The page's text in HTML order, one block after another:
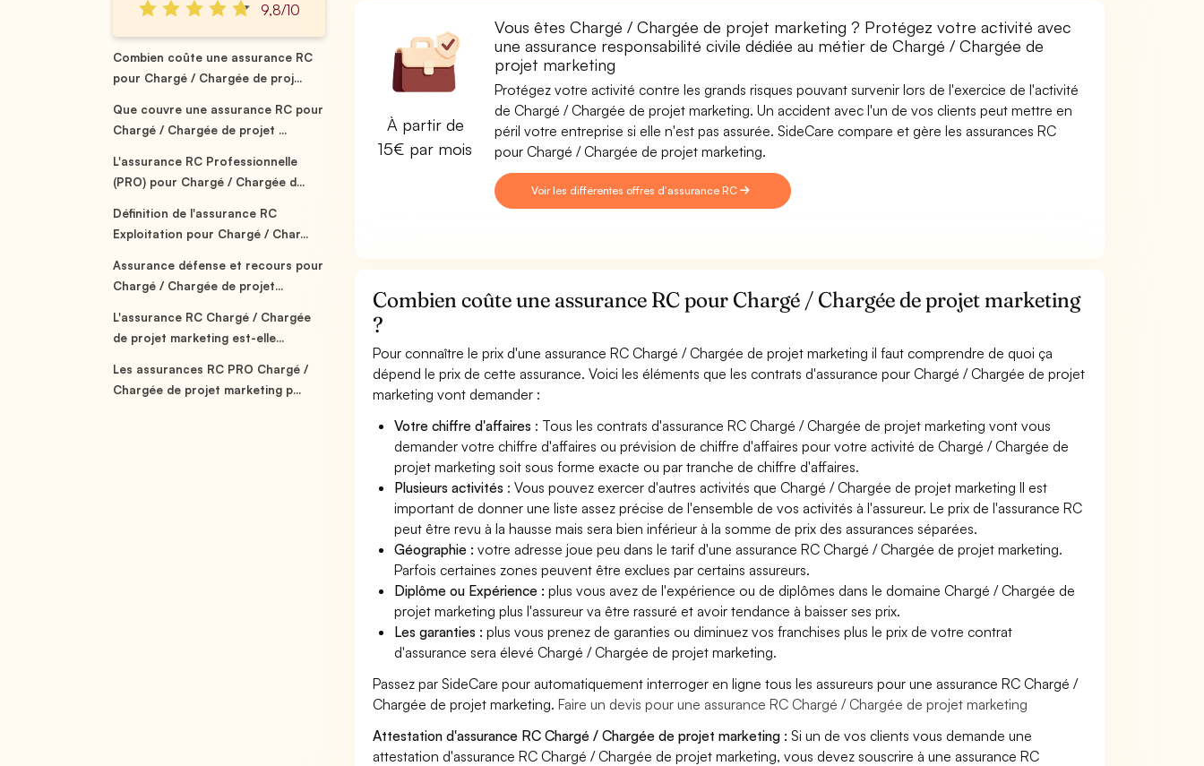
9,8/10
Combien coûte une assurance RC
pour Chargé / Chargée de proj...
Que couvre une assurance RC pour
Chargé / Chargée de projet ...
L'assurance RC Professionnelle
(PRO) pour Chargé / Chargée d...
Définition de l'assurance RC
Exploitation pour Chargé / Char...
Assurance défense et recours pour
Chargé / Chargée de projet...
L'assurance RC Chargé / Chargée
de projet marketing est-elle...
Les assurances RC PRO Chargé /
Chargée de projet marketing p...
À partir de
15€ par mois
Vous êtes Chargé / Chargée de projet marketing ? Protégez votre activité avec
une assurance responsabilité civile dédiée au métier de Chargé / Chargée de
projet marketing
Protégez votre activité contre les grands risques pouvant survenir lors de l'exercice de l'activité
de Chargé / Chargée de projet marketing. Un accident avec l'un de vos clients peut mettre en
péril votre entreprise si elle n'est pas assurée. SideCare compare et gère les assurances RC
pour Chargé / Chargée de projet marketing.
Voir les différentes offres d'assurance RC
Combien coûte une assurance RC pour Chargé / Chargée de projet marketing
?
Pour connaître le prix d'une assurance RC Chargé / Chargée de projet marketing il faut comprendre de quoi ça
dépend le prix de cette assurance. Voici les éléments que les contrats d'assurance pour Chargé / Chargée de projet
marketing vont demander :
Votre chiffre d'affaires : Tous les contrats d'assurance RC Chargé / Chargée de projet marketing vont vous
demander votre chiffre d'affaires ou prévision de chiffre d'affaires pour votre activité de Chargé / Chargée de
projet marketing soit sous forme exacte ou par tranche de chiffre d'affaires.
Plusieurs activités : Vous pouvez exercer d'autres activités que Chargé / Chargée de projet marketing Il est
important de donner une liste assez précise de l'ensemble de vos activités à l'assureur. Le prix de l'assurance RC
peut être revu à la hausse mais sera bien inférieur à la somme de prix des assurances séparées.
Géographie :votre adresse joue peu dans le tarif d'une assurance RC Chargé / Chargée de projet marketing.
Parfois certaines zones peuvent être exclues par certains assureurs.
Diplôme ou Expérience :plus vous avez de l'expérience ou de diplômes dans le domaine Chargé / Chargée de
projet marketing plus l'assureur va être rassuré et avoir tendance à baisser ses prix.
Les garanties :plus vous prenez de garanties ou diminuez vos franchises plus le prix de votre contrat
d'assurance sera élevé Chargé / Chargée de projet marketing.
Passez par SideCare pour automatiquement interroger en ligne tous les assureurs pour une assurance RC Chargé /
Chargée de projet marketing.Faire un devis pour une assurance RC Chargé / Chargée de projet marketing
Attestation d'assurance RC Chargé / Chargée de projet marketing : Si un de vos clients vous demande une
attestation d'assurance RC Chargé / Chargée de projet marketing, vous devez souscrire à une assurance RC